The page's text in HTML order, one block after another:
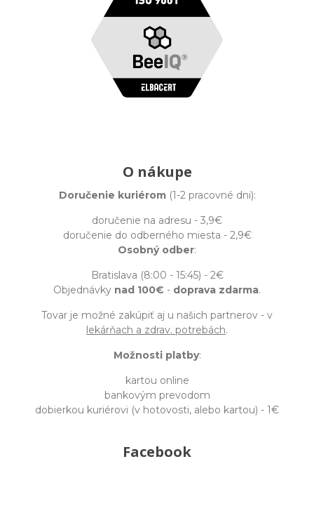
O nákupe
Doručenie kuriérom(1-2 pracovné dni):
doručenie na adresu - 3,9€
doručenie do odberného miesta - 2,9€
Osobný odber:
Bratislava (8:00 - 15:45) - 2€
Objednávky nad 100€ - doprava zdarma.
Tovar je možné zakúpiť aj u našich partnerov - v
lekárňach a zdrav. potrebách.
Možnosti platby:
kartou online
bankovým prevodom
dobierkou kuriérovi (v hotovosti, alebo kartou) - 1€
Facebook